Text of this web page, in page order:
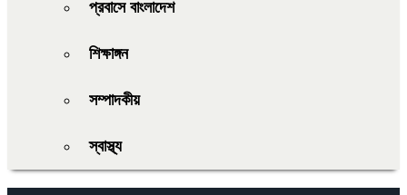
প্রবাসে বাংলাদেশ
শিক্ষাঙ্গন
সম্পাদকীয়
স্বাস্থ্য